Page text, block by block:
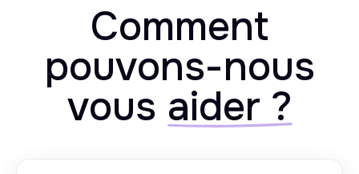
Comment
pouvons-nous
vous aider ?